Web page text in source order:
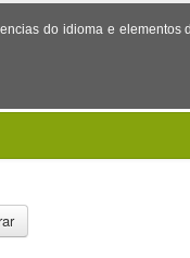
do idioma e elementos